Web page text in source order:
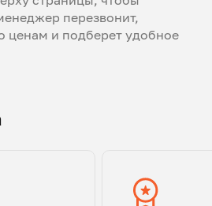
перезвонит,
ценам и подберет удобное